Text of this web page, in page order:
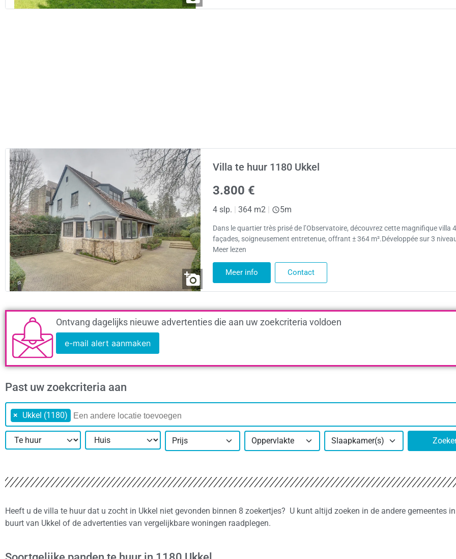
Villa te huur 1180 Ukkel
3.800 €
4 slp. | 364 m2 | 5m
Dans le quartier très prisé de l’Observatoire, découvrez cette magnifique villa 4
façades, soigneusement entretenue, offrant ± 364 m².Développée sur 3
Meer lezen
Meer info Contact
Ontvang dagelijks nieuwe advertenties die aan uw zoekcriteria voldoen
e-mail alert aanmaken
Past uw zoekcriteria aan
× Ukkel (1180)
Prijs Oppervlakte Slaapkamer(s)
Heeft u de villa te huur dat u zocht in Ukkel niet gevonden binnen 8 zoekertjes? U kunt altijd zoeken in de andere gemeentes
buurt van Ukkel of de advertenties van vergelijkbare woningen raadplegen.